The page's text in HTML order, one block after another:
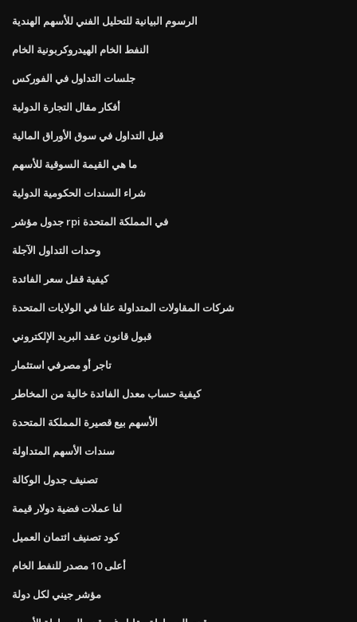
الرسوم البيانية للتحليل الفني للأسهم الهندية
النفط الخام الهيدروكربونية الخام
جلسات التداول في الفوركس
أفكار مقال التجارة الدولية
قبل التداول في سوق الأوراق المالية
ما هي القيمة السوقية للأسهم
شراء السندات الحكومية الدولية
جدول مؤشر rpi في المملكة المتحدة
وحدات التداول الآجلة
كيفية قفل سعر الفائدة
شركات المقاولات المتداولة علنا ​​في الولايات المتحدة
قبول قانون عقد البريد الإلكتروني
تاجر أو مصرفي استثمار
كيفية حساب معدل الفائدة خالية من المخاطر
الأسهم بيع قصيرة المملكة المتحدة
سندات الأسهم المتداولة
تصنيف جدول الوكالة
لنا عملات فضية دولار قيمة
كود تصنيف ائتمان العميل
أعلى 10 مصدر للنفط الخام
مؤشر جيني لكل دولة